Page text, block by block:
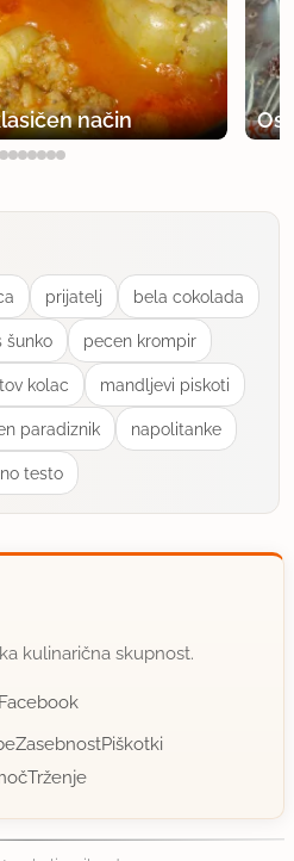
način
prijatelj bela cokolada
šunko pecen krompir
kolac mandljevi piskoti
paradiznik napolitanke
testo
kulinarična skupnost.
Facebook
ZasebnostPiškotki
Trženje